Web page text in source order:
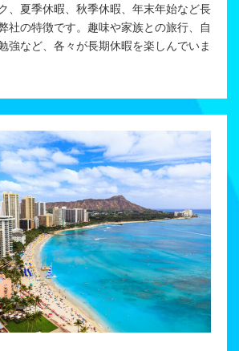
、夏季休暇、秋季休暇、年末年始など長
社の特徴です。趣味や家族との旅行、自
強など、各々が長期休暇を楽しんでいま